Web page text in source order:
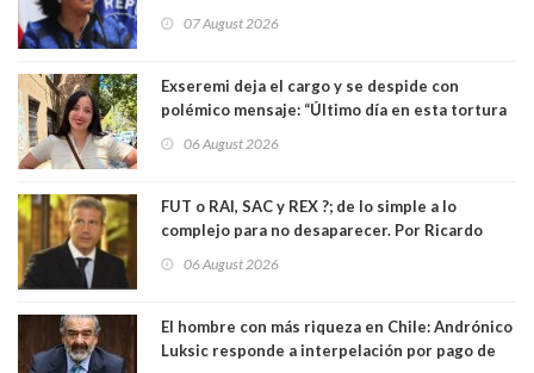
07 August 2026
Exseremi deja el cargo y se despide con
polémico mensaje: “Último día en esta tortura
06 August 2026
FUT o RAI, SAC y REX ?; de lo simple a lo
complejo para no desaparecer. Por Ricardo
06 August 2026
El hombre con más riqueza en Chile: Andrónico
Luksic responde a interpelación por pago de